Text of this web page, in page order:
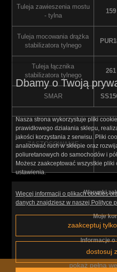
Tuleja zawieszenia mostu
- tylna
159
Tuleja mocowania drążka
stabilizatora tylnego
Tuleja łącznika
stabilizatora tylnego
261
SMAR
ZASTOSOWANIE
Warunki
Moje
Informacje o
pokaż pełną
Dbamy o Twoją
Nasza strona wykorzystuje pliki
prawidłowego działania sklepu,
jakości korzystania z serwisu. Pliki
analizować ruch w sklepie oraz
poliuretanowych do samochodów i
Możesz zaakceptować wszystkie
ustawienia.
Więcej informacji o plikach cookies
danych znajdziesz w naszej Polityce
zaakceptuj
dostosuj